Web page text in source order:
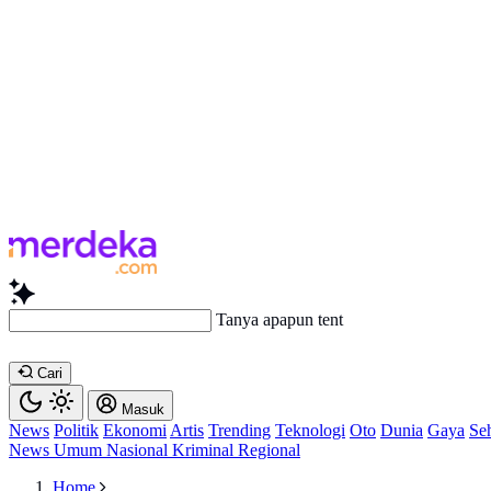
Tanya apapun tentang artikel
Cari
Masuk
News Politik Ekonomi Artis Trending Teknologi Oto Dunia Gaya
News Umum Nasional Kriminal Regional
Home